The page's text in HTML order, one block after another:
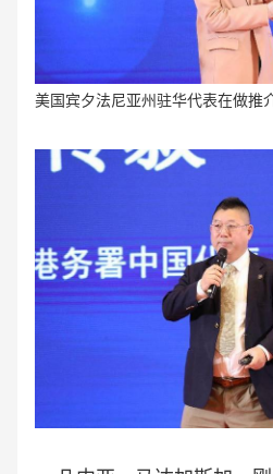
美国宾夕法尼亚州驻华代表在做推